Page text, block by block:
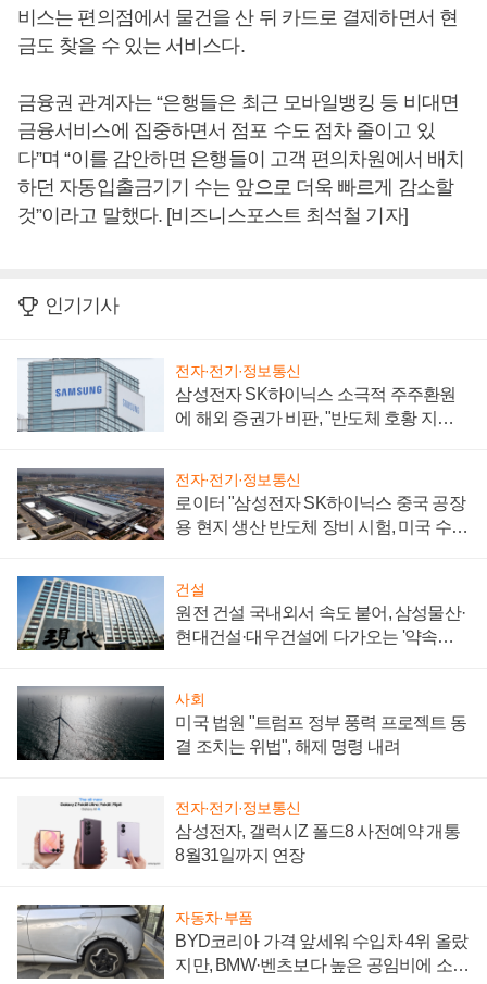
비스는 편의점에서 물건을 산 뒤 카드로 결제하면서 현
금도 찾을 수 있는 서비스다.
금융권 관계자는 “은행들은 최근 모바일뱅킹 등 비대면
금융서비스에 집중하면서 점포 수도 점차 줄이고 있
다”며 “이를 감안하면 은행들이 고객 편의차원에서 배치
하던 자동입출금기기 수는 앞으로 더욱 빠르게 감소할
것”이라고 말했다. [비즈니스포스트 최석철 기자]
인기기사
전자·전기·정보통신
삼성전자 SK하이닉스 소극적 주주환원
에 해외 증권가 비판, "반도체 호황 지속
전자·전기·정보통신
로이터 "삼성전자 SK하이닉스 중국 공장
용 현지 생산 반도체 장비 시험, 미국 수출
건설
원전 건설 국내외서 속도 붙어, 삼성물산·
현대건설·대우건설에 다가오는 '약속의
사회
미국 법원 "트럼프 정부 풍력 프로젝트 동
결 조치는 위법", 해제 명령 내려
전자·전기·정보통신
삼성전자, 갤럭시Z 폴드8 사전예약 개통
8월31일까지 연장
자동차·부품
BYD코리아 가격 앞세워 수입차 4위 올랐
지만, BMW·벤츠보다 높은 공임비에 소비